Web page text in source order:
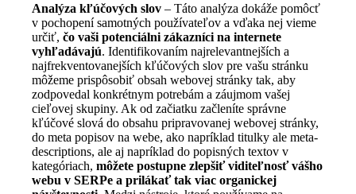
Analýza kľúčových slov – Táto analýza dokáže pomôcť
v pochopení samotných používateľov a vďaka nej vieme
určiť,čo vaši potenciálni zákazníci na internete
vyhľadávajú. Identifikovaním najrelevantnejších a
najfrekventovanejších kľúčových slov pre vašu stránku
môžeme prispôsobiť obsah webovej stránky tak, aby
zodpovedal konkrétnym potrebám a záujmom vašej
cieľovej skupiny. Ak od začiatku začleníte správne
kľúčové slová do obsahu pripravovanej webovej stránky,
do meta popisov na webe, ako napríklad titulky ale meta-
descriptions, ale aj napríklad do popisných textov v
kategóriach,môžete postupne zlepšiť viditeľnosť vášho
webu v SERPe a prilákať tak viac organickej